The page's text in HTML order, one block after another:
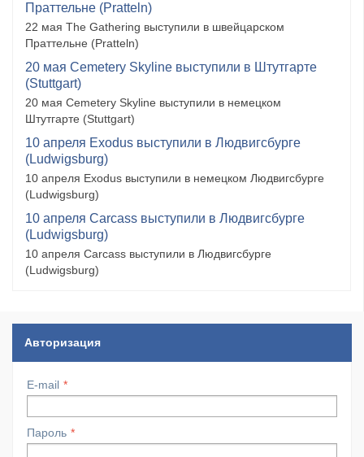
Праттельне (Pratteln)
22 мая The Gathering выступили в швейцарском
Праттельне (Pratteln)
20 мая Cemetery Skyline выступили в Штутгарте
(Stuttgart)
20 мая Cemetery Skyline выступили в немецком
Штутгарте (Stuttgart)
10 апреля Exodus выступили в Людвигсбурге
(Ludwigsburg)
10 апреля Exodus выступили в немецком Людвигсбурге
(Ludwigsburg)
10 апреля Carcass выступили в Людвигсбурге
(Ludwigsburg)
10 апреля Carcass выступили в Людвигсбурге
(Ludwigsburg)
Авторизация
E-mail
Пароль